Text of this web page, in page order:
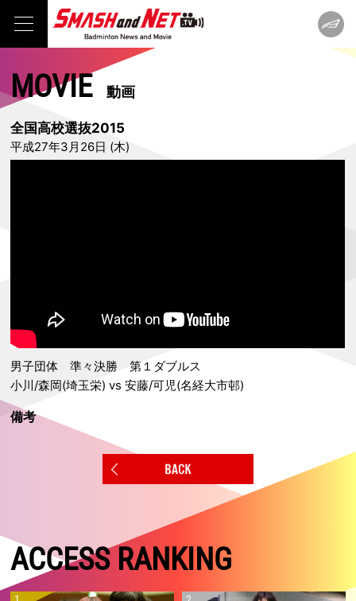
MOVIE動画
全国高校選抜2015
平成27年3月26日 (木)
男子団体 準々決勝 第１ダブルス
小川/森岡(埼玉栄) vs 安藤/可児(名経大市邨)
備考
ACCESS RANKING